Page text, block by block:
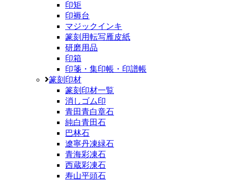
印矩
印褥台
マジックインキ
篆刻用転写雁皮紙
研磨用品
印箱
印箋・集印帳・印譜帳
篆刻印材
篆刻印材一覧
消しゴム印
青田青白章石
純白青田石
巴林石
遼寧丹凍緑石
青海彩凍石
西蔵彩凍石
寿山平頭石